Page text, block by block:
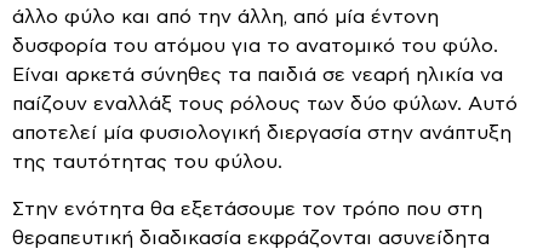
άλλο φύλο και από την άλλη, από μία έντονη
δυσφορία του ατόμου για το ανατομικό του φύλο.
Είναι αρκετά σύνηθες τα παιδιά σε νεαρή ηλικία να
παίζουν εναλλάξ τους ρόλους των δύο φύλων. Αυτό
αποτελεί μία φυσιολογική διεργασία στην ανάπτυξη
της ταυτότητας του φύλου.
Στην ενότητα θα εξετάσουμε τον τρόπο που στη
θεραπευτική διαδικασία εκφράζονται ασυνείδητα